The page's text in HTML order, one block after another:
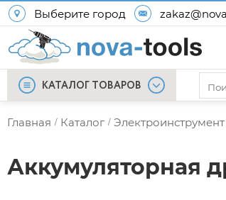
Выберите город
КАТАЛОГ ТОВАРОВ
Главная / Каталог / Электроинструмент
Аккумуляторная